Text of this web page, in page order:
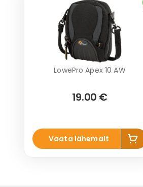
LowePro Apex 10 AW
19.00 €
Vaata lähemalt
Lisa
korvi